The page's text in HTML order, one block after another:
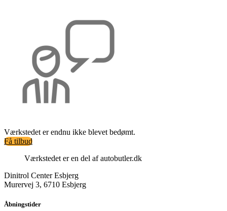
Værkstedet er endnu ikke blevet bedømt.
Få tilbud
Værkstedet er en del af autobutler.dk
Dinitrol Center Esbjerg
Murervej 3, 6710 Esbjerg
Åbningstider